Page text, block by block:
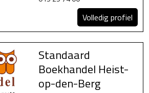
Volledig profiel
Standaard
Boekhandel Heist-
op-den-Berg